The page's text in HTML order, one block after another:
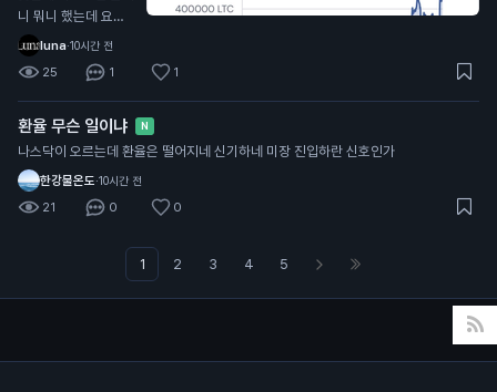
니 뭐니 했는데 요즘
차트가 그냥 죽어가는
데..? 비트코인 캐시도
마찬가지로 '진짜 비
트코인은 사실 비트코
인캐시다!' 라고 바이
럴했는데 요즘 메이저
중에 제일 못버티는거
같고
luna·10시간 전
25 1 1
환율 무슨 일이냐 N
나스닥이 오르는데 환율은 떨어지네 신기하네 미장 진입하란 신호인가
한강물온도·10시간 전
21 0 0
1 2 3 4 5